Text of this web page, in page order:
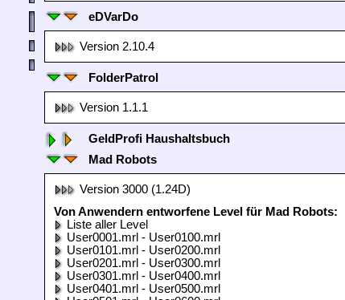
eDVarDo
Version 2.10.4
FolderPatrol
Version 1.1.1
GeldProfi Haushaltsbuch
Mad Robots
Version 3000 (1.24D)
Von Anwendern entworfene Level für Mad Robots:
Liste aller Level
User0001.mrl - User0100.mrl
User0101.mrl - User0200.mrl
User0201.mrl - User0300.mrl
User0301.mrl - User0400.mrl
User0401.mrl - User0500.mrl